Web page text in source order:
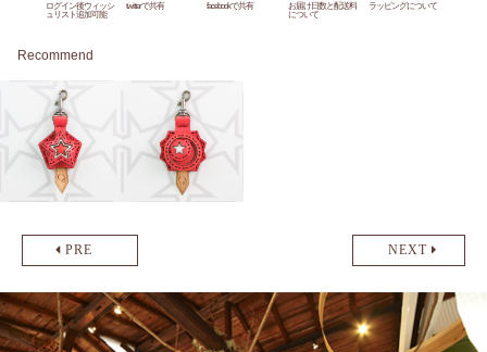
ログイン後ウィッシ
ュリスト追加可能
twitterで共有 facebookで共有
お届け日数と配送料
について
ラッピングについて
Recommend